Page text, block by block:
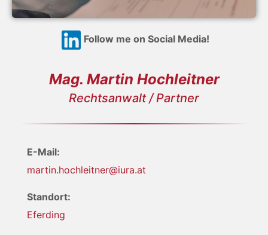
Follow me on Social Media!
Mag. Martin Hochleitner
Rechtsanwalt / Partner
E-Mail:
martin.hochleitner@iura.at
Standort:
Eferding